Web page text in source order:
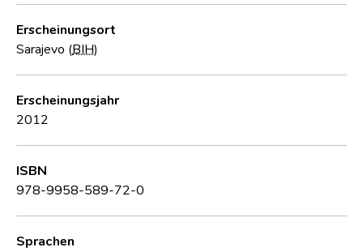
Erscheinungsort
Sarajevo (BIH)
Erscheinungsjahr
2012
ISBN
978-9958-589-72-0
Sprachen